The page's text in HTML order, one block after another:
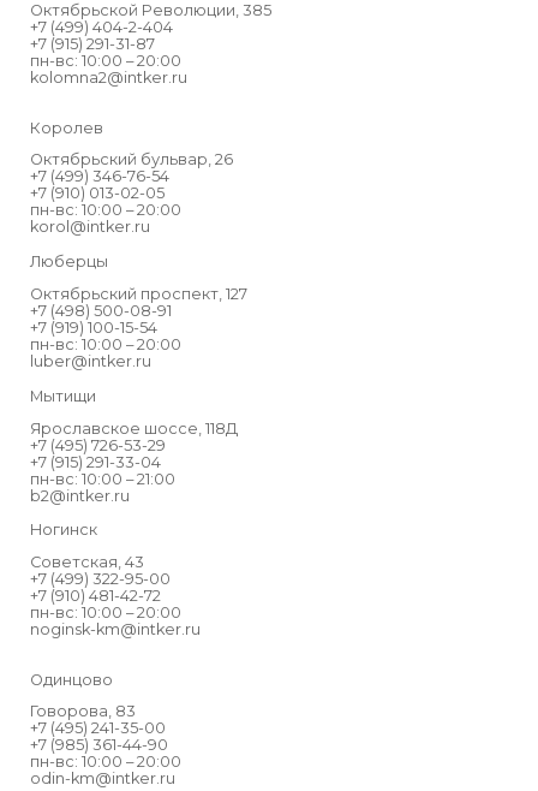
Октябрьской Революции, 385
+7 (499) 404-2-404
+7 (915) 291-31-87
пн-вс: 10:00 – 20:00
kolomna2@intker.ru
Королев
Октябрьский бульвар, 26
+7 (499) 346-76-54
+7 (910) 013-02-05
пн-вс: 10:00 – 20:00
korol@intker.ru
Люберцы
Октябрьский проспект, 127
+7 (498) 500-08-91
+7 (919) 100-15-54
пн-вс: 10:00 – 20:00
luber@intker.ru
Мытищи
Ярославское шоссе, 118Д
+7 (495) 726-53-29
+7 (915) 291-33-04
пн-вс: 10:00 – 21:00
b2@intker.ru
Ногинск
Советская, 43
+7 (499) 322-95-00
+7 (910) 481-42-72
пн-вс: 10:00 – 20:00
noginsk-km@intker.ru
Одинцово
Говорова, 83
+7 (495) 241-35-00
+7 (985) 361-44-90
пн-вс: 10:00 – 20:00
odin-km@intker.ru